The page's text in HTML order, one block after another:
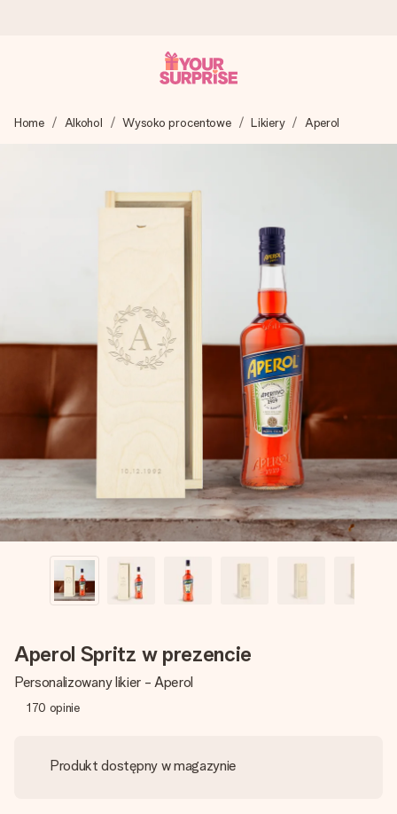
Tworzymy Twój prezent z troską i wysyłamy go w mgnieniu
oka – dzięki czemu możesz go dać dokładnie we
4,7 (na podstawie +15 000 opinii)
Nasze prezenty inspirują. Klienci oceniają nas na 4,7 w
Darmowy bilecik z życzeniami
Stwórz coś wyjątkowego w zaledwie kilku krokach – z jej
imieniem, swoim zdjęciem lub wiadomością, która naprawdę
poruszy serce. Bez problemu, po prostu ogrom miłości na
tę chwilę.
Home Alkohol Wysoko procentowe Likiery Aperol
Aperol Spritz w prezencie
Personalizowany likier - Aperol
170 opinie
Produkt dostępny w magazynie